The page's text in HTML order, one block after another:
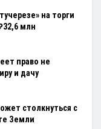
на торги
млн
право не
и дачу
столкнуться с
Земли